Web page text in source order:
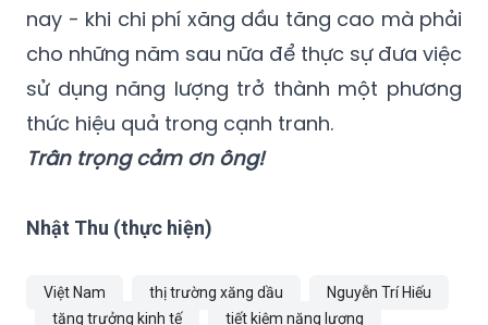
nay - khi chi phí xăng dầu tăng cao mà phải
cho những năm sau nữa để thực sự đưa việc
sử dụng năng lượng trở thành một phương
thức hiệu quả trong cạnh tranh.
Trân trọng cảm ơn ông!
Nhật Thu (thực hiện)
Việt Nam thị trường xăng dầu
Nguyễn Trí Hiếu
tăng trưởng kinh tế
tiết kiệm năng lượng